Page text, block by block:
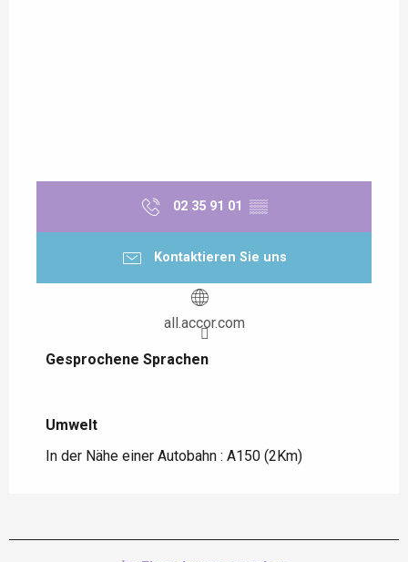
02 35 91 01 ▒▒
Kontaktieren Sie uns
all.accor.com
Gesprochene Sprachen
Gesprochene Sprachen
Umwelt
Umwelt
In der Nähe einer Autobahn : A150 (2Km)